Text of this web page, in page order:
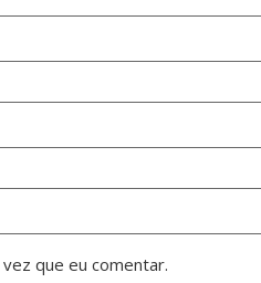
que eu comentar.